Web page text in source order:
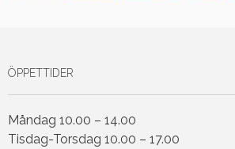
ÖPPETTIDER
Måndag 10.00 – 14.00
Tisdag-Torsdag 10.00 – 17.00